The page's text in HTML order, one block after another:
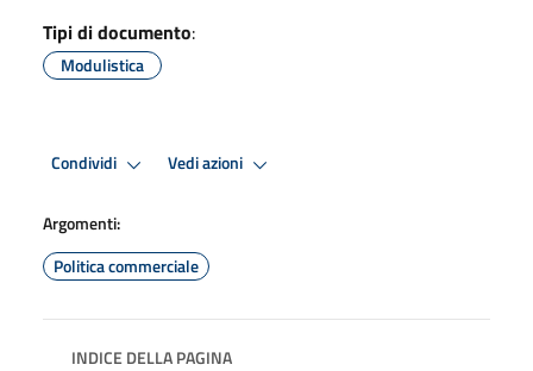
Tipi di documento:
Modulistica
Condividi Vedi azioni
Argomenti:
Politica commerciale
INDICE DELLA PAGINA